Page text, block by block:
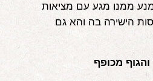
ממנו מגע עם מציאות
הישירה בה והא גם
מכופף